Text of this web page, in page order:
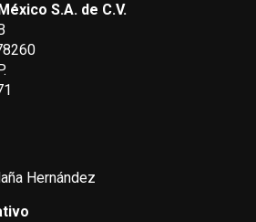
S.A. de C.V.
Hernández